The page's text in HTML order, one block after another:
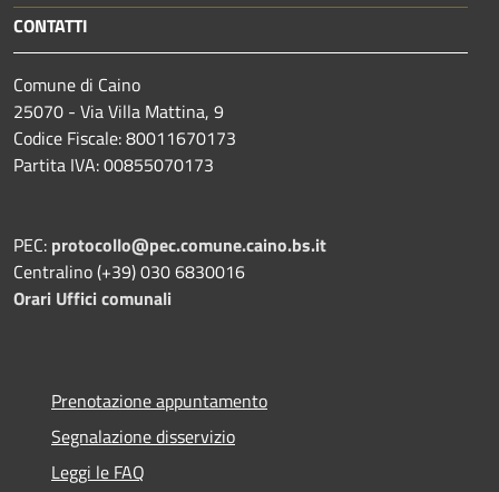
CONTATTI
Comune di Caino
25070 - Via Villa Mattina, 9
Codice Fiscale: 80011670173
Partita IVA: 00855070173
PEC: protocollo@pec.comune.caino.bs.it
Centralino (+39) 030 6830016
Orari Uffici comunali
Prenotazione appuntamento
Segnalazione disservizio
Leggi le FAQ